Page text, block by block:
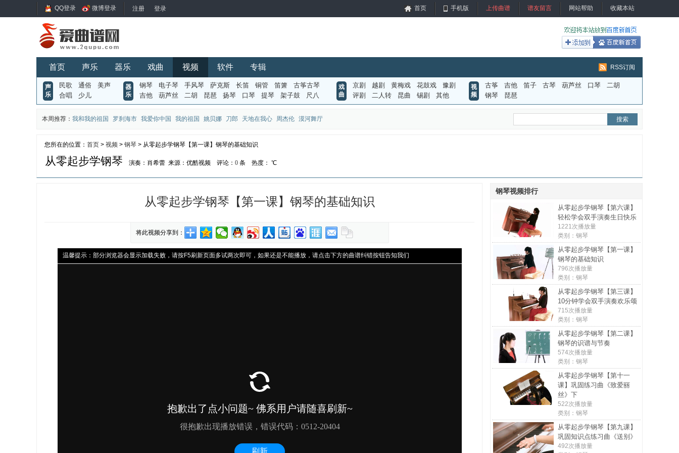
QQ登录 微博登录 首页 手机版 上传曲谱 谱友留言 网站帮助 收藏本站
首页 声乐 器乐 戏曲 视频 软件 专辑 RSS订阅
声
乐
民歌 通俗
美声
合唱
少儿
器
乐
钢琴 电子琴 手风琴 萨克斯 长笛 铜管 笛箫
古筝古琴
吉他
葫芦丝 二胡 琵琶 扬琴 口琴 提琴 架子鼓 尺八
戏
曲
京剧 越剧 黄梅戏 花鼓戏
豫剧
评剧
二人转 昆曲 锡剧 其他
视
频
古筝 吉他 笛子 古琴 葫芦丝 口琴
二胡
钢琴
琵琶
本周推荐： 我和我的祖国 罗刹海市 我爱你中国 我的祖国 姚贝娜 刀郎 天地在我心 周杰伦 漠河舞厅
您所在的位置： 首页 > 视频 > 钢琴 > 从零起步学钢琴【第一课】钢琴的基础知识
从零起步学钢琴 演奏：肖希蕾 来源：优酷视频 评论： 0 条 热度： ℃
从零起步学钢琴【第一课】钢琴的基础知识
将此视频分享到：
温馨提示： 部分浏览器会显示加载失败，请按F5刷新页面多试两次即可，如果还是不能播放，请点击下方的曲谱纠错按钮告知我们
钢琴视频排行
从零起步学钢琴【第六课】
轻松学会双手演奏生日快乐
1221次播放量
类别：钢琴
从零起步学钢琴【第一课】
钢琴的基础知识
796次播放量
类别：钢琴
从零起步学钢琴【第三课】
10分钟学会双手演奏欢乐颂
715次播放量
类别：钢琴
从零起步学钢琴【第二课】
钢琴的识谱与节奏
574次播放量
类别：钢琴
从零起步学钢琴【第十一
课】巩固练习曲《致爱丽
丝》下
522次播放量
类别：钢琴
从零起步学钢琴【第九课】
巩固知识点练习曲《送别》
492次播放量